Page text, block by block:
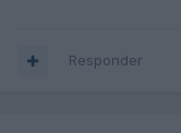
Responder